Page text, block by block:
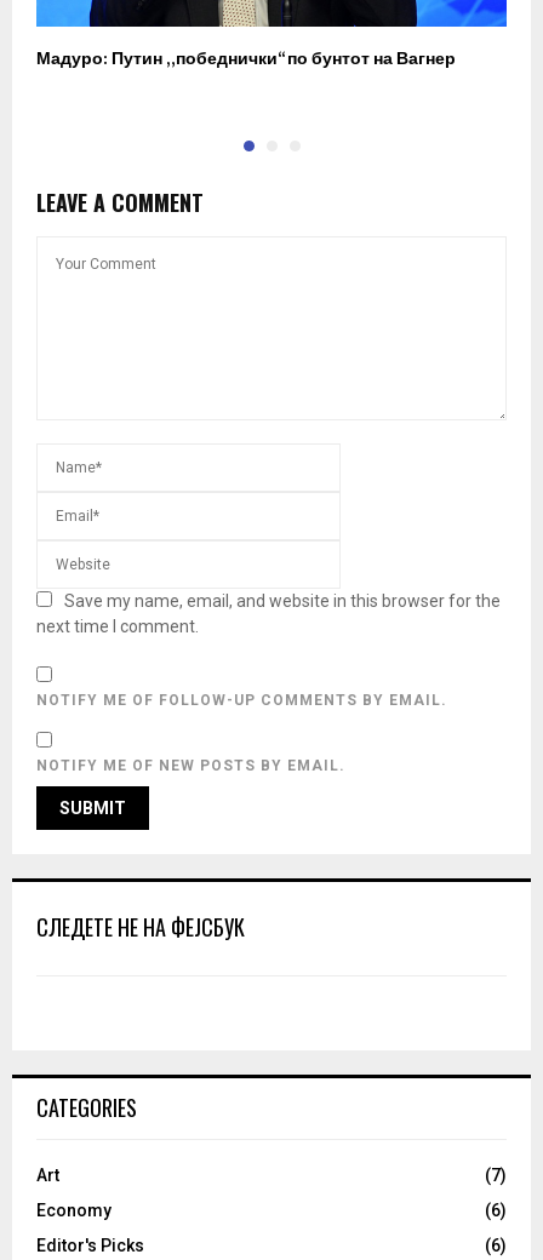
Мадуро: Путин „победнички“ по бунтот на Вагнер
LEAVE A COMMENT
Save my name, email, and website in this browser for the
next time I comment.
NOTIFY ME OF FOLLOW-UP COMMENTS BY EMAIL.
NOTIFY ME OF NEW POSTS BY EMAIL.
СЛЕДЕТЕ НЕ НА ФЕЈСБУК
CATEGORIES
Art
(7)
Economy
(6)
Editor's Picks
(6)